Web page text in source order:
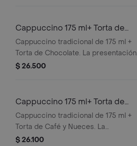
Cappuccino 175 ml+ Torta de
Chocolate
Cappuccino tradicional de 175 ml +
Torta de Chocolate. La presentación
del Cappuccino puede variar
transporte para pedidos a domicilio.
$ 26.500
Cappuccino 175 ml+ Torta de
Café
Cappuccino tradicional de 175 ml +
Torta de Café y Nueces. La
presentación del Cappuccino puede
$ 26.100